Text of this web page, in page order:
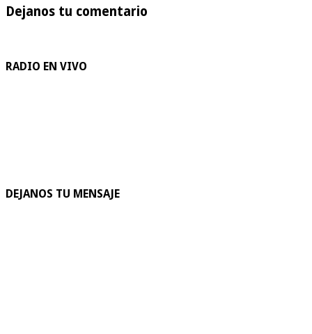
Dejanos tu comentario
RADIO EN VIVO
DEJANOS TU MENSAJE